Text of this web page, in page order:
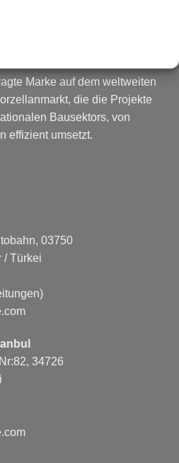
B. die Verwaltung von
Marke auf dem weltweiten
die die Projekte
Bausektors, von
effizient umsetzt.
03750
/ Türkei
in Istanbul
34726